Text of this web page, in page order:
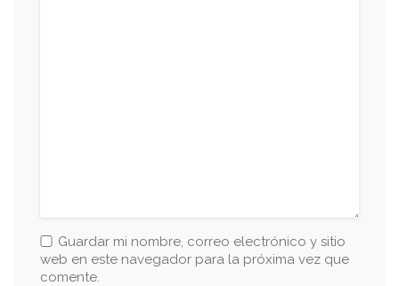
Guardar mi nombre, correo electrónico y sitio
web en este navegador para la próxima vez que
comente.